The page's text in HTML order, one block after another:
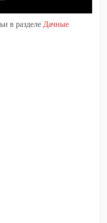
в разделе Дачные